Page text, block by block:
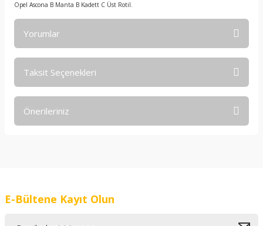
Opel Ascona B Manta B Kadett C Üst Rotil.
Yorumlar
Taksit Seçenekleri
Önerileriniz
Ürün resmi kalitesiz, bozuk veya görüntülenemiyor.
E-Bültene Kayıt Olun